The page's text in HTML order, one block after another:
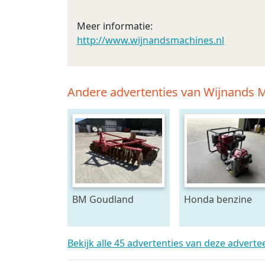
Meer informatie:
http://www.wijnandsmachines.nl
Andere advertenties van Wijnands
BM Goudland
Honda benzine
Bekijk alle 45 advertenties van deze